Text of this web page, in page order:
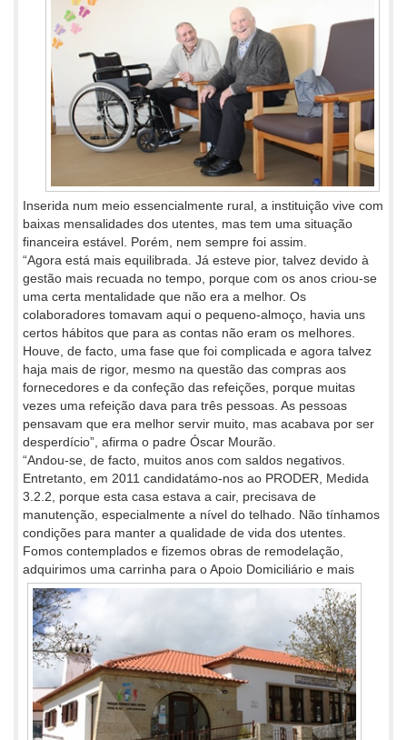
Inserida num meio essencialmente rural, a instituição vive com
baixas mensalidades dos utentes, mas tem uma situação
financeira estável. Porém, nem sempre foi assim.
“Agora está mais equilibrada. Já esteve pior, talvez devido à
gestão mais recuada no tempo, porque com os anos criou-se
uma certa mentalidade que não era a melhor. Os
colaboradores tomavam aqui o pequeno-almoço, havia uns
certos hábitos que para as contas não eram os melhores.
Houve, de facto, uma fase que foi complicada e agora talvez
haja mais de rigor, mesmo na questão das compras aos
fornecedores e da confeção das refeições, porque muitas
vezes uma refeição dava para três pessoas. As pessoas
pensavam que era melhor servir muito, mas acabava por ser
desperdício”, afirma o padre Óscar Mourão.
“Andou-se, de facto, muitos anos com saldos negativos.
Entretanto, em 2011 candidatámo-nos ao PRODER, Medida
3.2.2, porque esta casa estava a cair, precisava de
manutenção, especialmente a nível do telhado. Não tínhamos
condições para manter a qualidade de vida dos utentes.
Fomos contemplados e fizemos obras de remodelação,
adquirimos uma carrinha para o Apoio Domiciliário e mais